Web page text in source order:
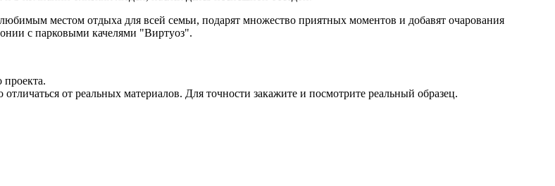
местом отдыха для всей семьи, подарят множество приятных моментов и добавят очарования
с парковыми качелями "Виртуоз".
проекта.
от реальных материалов. Для точности закажите и посмотрите реальный образец.